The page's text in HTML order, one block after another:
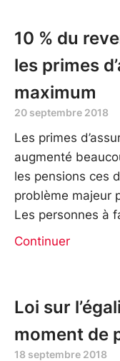
10 % du
les primes
maximum
20 septembre 2018
Les primes
augmenté
les pensions ces
problème majeur
Les personnes à
Continuer
Loi sur
moment de
18 septembre 2018